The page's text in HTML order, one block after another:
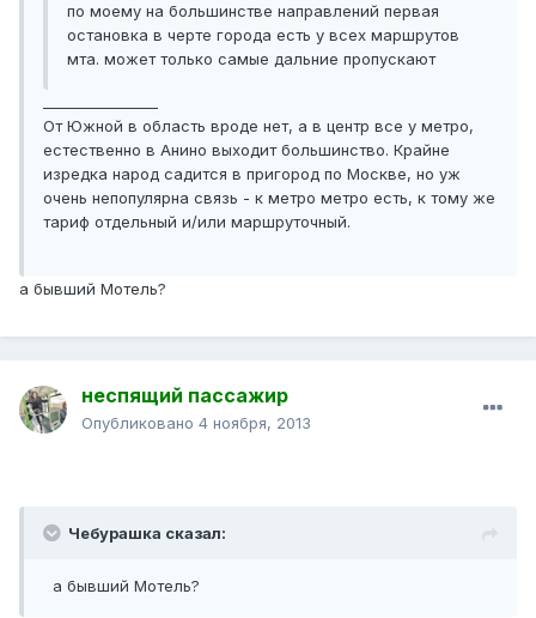
по моему на большинстве направлений первая
остановка в черте города есть у всех маршрутов
мта. может только самые дальние пропускают
От Южной в область вроде нет, а в центр все у метро,
естественно в Анино выходит большинство. Крайне
изредка народ садится в пригород по Москве, но уж
очень непопулярна связь - к метро метро есть, к тому же
тариф отдельный и/или маршруточный.
а бывший Мотель?
неспящий пассажир
Опубликовано 4 ноября, 2013
Чебурашка сказал:
а бывший Мотель?